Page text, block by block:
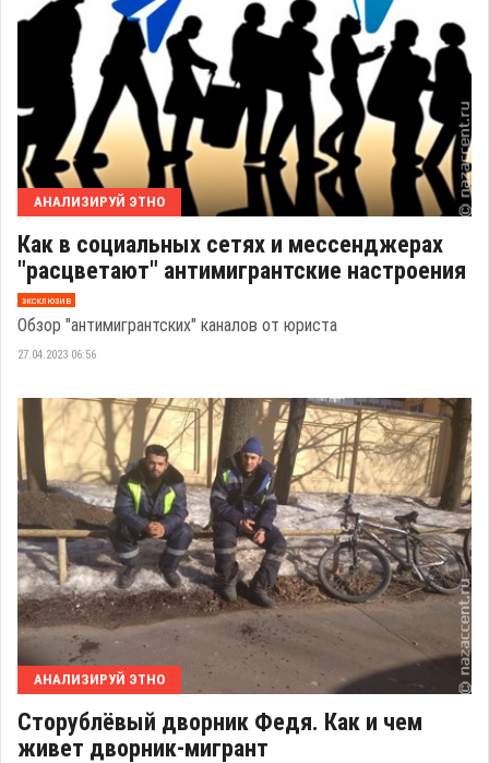
АНАЛИЗИРУЙ ЭТНО
Как в социальных сетях и мессенджерах
"расцветают" антимигрантские настроения
эксклюзив
Обзор "антимигрантских" каналов от юриста
27.04.2023 06:56
АНАЛИЗИРУЙ ЭТНО
Сторублёвый дворник Федя. Как и чем
живет дворник-мигрант